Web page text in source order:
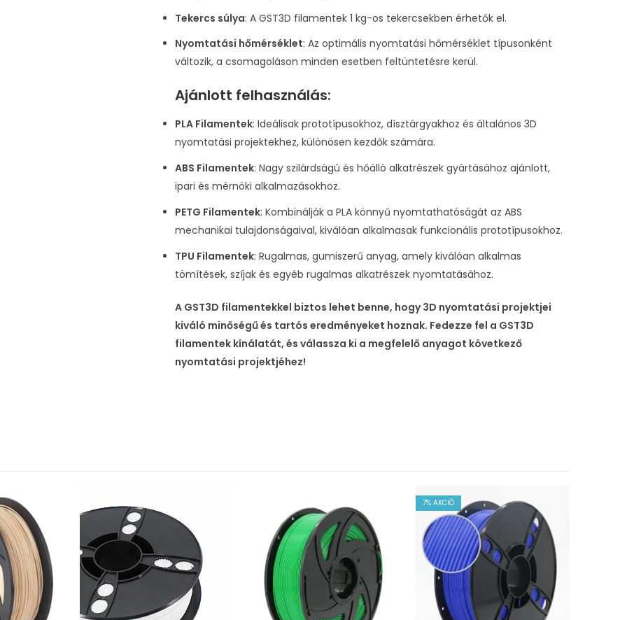
Tekercs súlya: A GST3D filamentek 1 kg-os tekercsekben érhetők el.
Nyomtatási hőmérséklet: Az optimális nyomtatási hőmérséklet típusonként
változik, a csomagoláson minden esetben feltüntetésre kerül.
Ajánlott felhasználás:
PLA Filamentek: Ideálisak prototípusokhoz, dísztárgyakhoz és általános 3D
nyomtatási projektekhez, különösen kezdők számára.
ABS Filamentek: Nagy szilárdságú és hőálló alkatrészek gyártásához ajánlott,
ipari és mérnöki alkalmazásokhoz.
PETG Filamentek: Kombinálják a PLA könnyű nyomtathatóságát az ABS
mechanikai tulajdonságaival, kiválóan alkalmasak funkcionális prototípusokhoz.
TPU Filamentek: Rugalmas, gumiszerű anyag, amely kiválóan alkalmas
tömítések, szíjak és egyéb rugalmas alkatrészek nyomtatásához.
A GST3D filamentekkel biztos lehet benne, hogy 3D nyomtatási projektjei
kiváló minőségű és tartós eredményeket hoznak. Fedezze fel a GST3D
filamentek kínálatát, és válassza ki a megfelelő anyagot következő
nyomtatási projektjéhez!
7% AKCIÓ